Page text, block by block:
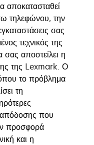
αποκατασταθεί
τηλεφώνου, την
σας
τεχνικός της
αποστείλει η
της Lexmark. Ο
το πρόβλημα
τη
απόδοσης που
προσφορά
και η